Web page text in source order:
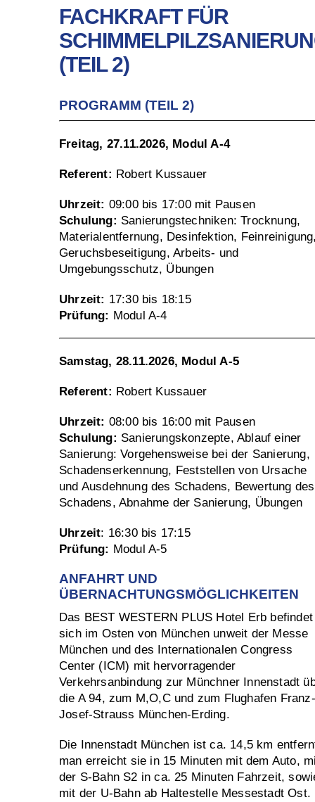
FACHKRAFT FÜR
(TEIL 2)
PROGRAMM (TEIL 2)
Freitag, 27.11.2026, Modul A-4
Referent: Robert Kussauer
Uhrzeit: 09:00 bis 17:00 mit Pausen
Schulung: Sanierungstechniken: Trocknung,
Materialentfernung, Desinfektion,
Geruchsbeseitigung, Arbeits- und
Umgebungsschutz, Übungen
Uhrzeit: 17:30 bis 18:15
Prüfung: Modul A-4
Samstag, 28.11.2026, Modul A-5
Referent: Robert Kussauer
Uhrzeit: 08:00 bis 16:00 mit Pausen
Schulung: Sanierungskonzepte, Ablauf einer
Sanierung: Vorgehensweise bei der Sanierung,
Schadenserkennung, Feststellen von Ursache
und Ausdehnung des Schadens, Bewertung des
Schadens, Abnahme der Sanierung, Übungen
Uhrzeit: 16:30 bis 17:15
Prüfung: Modul A-5
ANFAHRT UND
ÜBERNACHTUNGSMÖGLICHKEITEN
Das BEST WESTERN PLUS Hotel Erb befindet
sich im Osten von München unweit der Messe
München und des Internationalen Congress
Center (ICM) mit hervorragender
Verkehrsanbindung zur Münchner Innenstadt
die A 94, zum M,O,C und zum Flughafen Franz-
Josef-Strauss München-Erding.
Die Innenstadt München ist ca. 14,5 km
man erreicht sie in 15 Minuten mit dem Auto,
der S-Bahn S2 in ca. 25 Minuten Fahrzeit,
mit der U-Bahn ab Haltestelle Messestadt Ost.